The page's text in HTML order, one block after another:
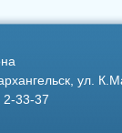
ул.
33-37